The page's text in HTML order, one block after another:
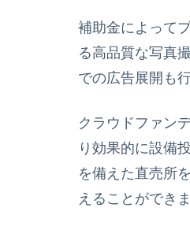
補助金によって
る高品質な写真
での広告展開も
クラウドファン
り効果的に設備
を備えた直売所
えることができま